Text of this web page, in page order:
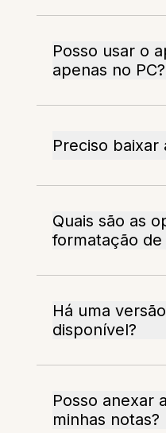
Posso usar o
apenas no PC?
Preciso baixar
Quais são as
formatação de
Há uma
disponível?
Posso anexar
minhas notas?